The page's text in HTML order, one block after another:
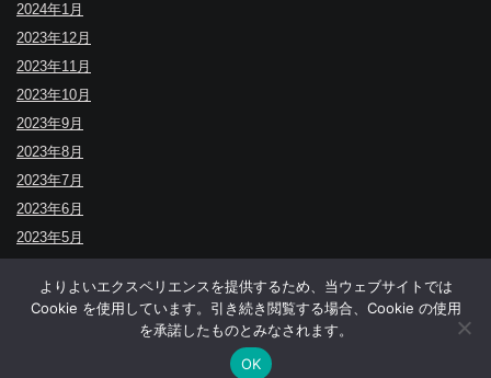
2024年1月
2023年12月
2023年11月
2023年10月
2023年9月
2023年8月
2023年7月
2023年6月
2023年5月
© BUDOYA.
よりよいエクスペリエンスを提供するため、当ウェブサイトでは
Cookie を使用しています。引き続き閲覧する場合、Cookie の使用
を承諾したものとみなされます。
OK